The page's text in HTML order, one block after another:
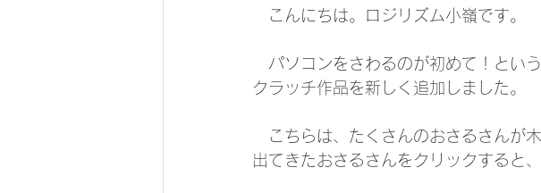
こんにちは。ロジリズム小嶺です。
パソコンをさわるのが初めて！とい
クラッチ作品を新しく追加しました。
こちらは、たくさんのおさるさんが
出てきたおさるさんをクリックすると